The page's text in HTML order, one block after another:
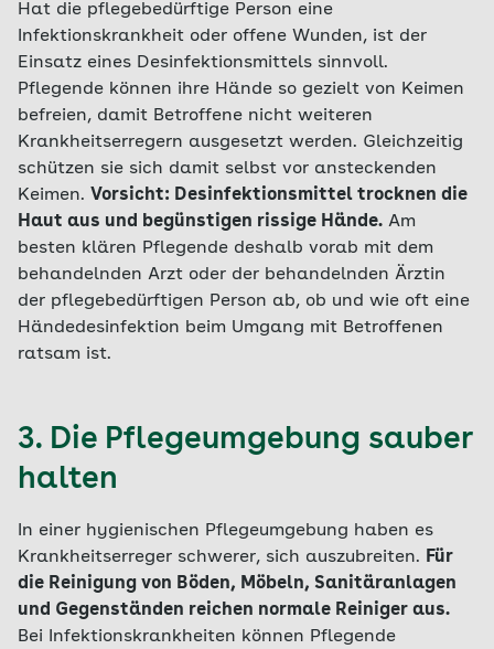
Hat die pflegebedürftige Person eine
Infektionskrankheit oder offene Wunden, ist der
Einsatz eines Desinfektionsmittels sinnvoll.
Pflegende können ihre Hände so gezielt von Keimen
befreien, damit Betroffene nicht weiteren
Krankheitserregern ausgesetzt werden. Gleichzeitig
schützen sie sich damit selbst vor ansteckenden
Keimen. Vorsicht: Desinfektionsmittel trocknen die
Haut aus und begünstigen rissige Hände. Am
besten klären Pflegende deshalb vorab mit dem
behandelnden Arzt oder der behandelnden Ärztin
der pflegebedürftigen Person ab, ob und wie oft eine
Händedesinfektion beim Umgang mit Betroffenen
ratsam ist.
3. Die Pflegeumgebung sauber
halten
In einer hygienischen Pflegeumgebung haben es
Krankheitserreger schwerer, sich auszubreiten. Für
die Reinigung von Böden, Möbeln, Sanitäranlagen
und Gegenständen reichen normale Reiniger aus.
Bei Infektionskrankheiten können Pflegende